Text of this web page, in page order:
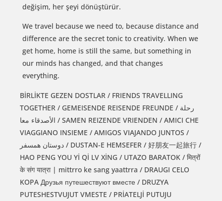
değişim, her şeyi dönüştürür.
We travel because we need to, because distance and
difference are the secret tonic to creativity. When we
get home, home is still the same, but something in
our minds has changed, and that changes
everything.
BİRLİKTE GEZEN DOSTLAR / FRIENDS TRAVELLING
TOGETHER / GEMEISENDE REISENDE FREUNDE / رحلة
الأصدقاء معا / SAMEN REIZENDE VRIENDEN / AMICI CHE
VIAGGIANO INSIEME / AMIGOS VIAJANDO JUNTOS /
دوستان همسفر / DUSTAN-E HEMSEFER / 好朋友一起旅行 /
HAO PENG YOU Yİ Qİ LV XİNG / UTAZO BARATOK / मित्रों
के संग यात्रा | mittrro ke sang yaattrra / DRAUGI CELO
KOPA Друзья путешествуют вместе / DRUZYA
PUTESHESTVUJUT VMESTE / PRİATELJİ PUTUJU